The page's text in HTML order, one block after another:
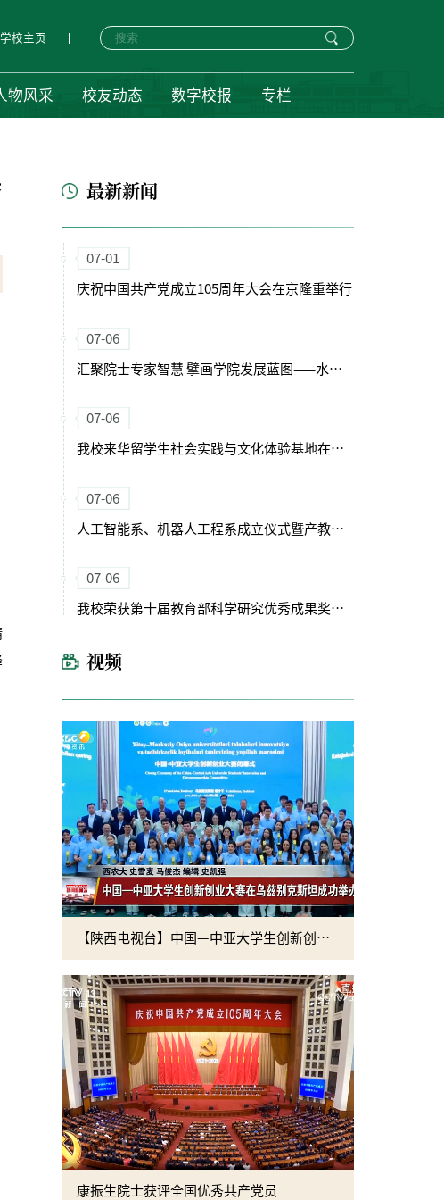
学校主页
物风采 校友动态 数字校报 专栏
最新新闻
07-01
庆祝中国共产党成立105周年大会在京隆重举行
07-06
汇聚院士专家智慧 擘画学院发展蓝图——水保学院“十五五”规划暨学科发展咨询会召开
07-06
我校来华留学生社会实践与文化体验基地在武功县揭牌
07-06
人工智能系、机器人工程系成立仪式暨产教融合协同育人论坛举办
07-06
我校荣获第十届教育部科学研究优秀成果奖（人文社会科学）
视频
【陕西电视台】中国—中亚大学生创新创业大赛在乌兹别克斯坦成功举办
康振生院士获评全国优秀共产党员